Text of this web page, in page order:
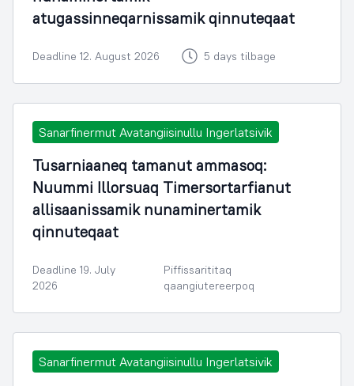
atugassinneqarnissamik qinnuteqaat
Deadline 12. August 2026 5 days tilbage
Sanarfinermut Avatangiisinullu Ingerlatsivik
Tusarniaaneq tamanut ammasoq:
Nuummi Illorsuaq Timersortarfianut
allisaanissamik nunaminertamik
qinnuteqaat
Deadline 19. July
2026
Piffissarititaq
qaangiutereerpoq
Sanarfinermut Avatangiisinullu Ingerlatsivik